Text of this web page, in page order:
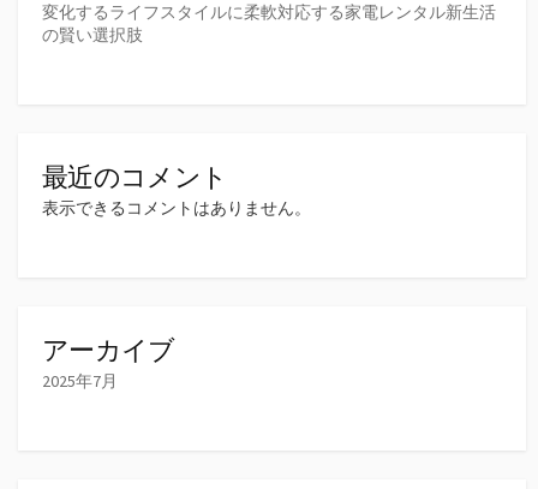
変化するライフスタイルに柔軟対応する家電レンタル新生活
の賢い選択肢
最近のコメント
表示できるコメントはありません。
アーカイブ
2025年7月